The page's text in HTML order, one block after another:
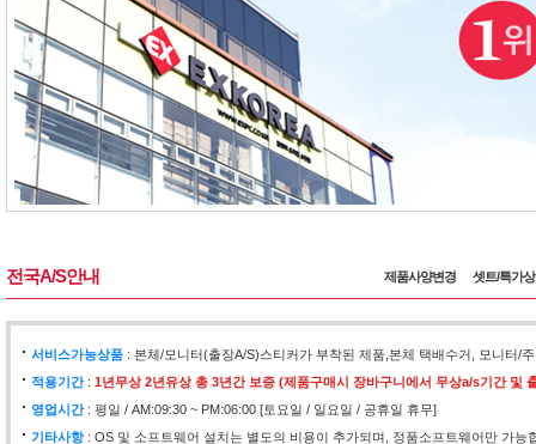
전국A/S안내 제품사양변경 셋트/특가
서비스가능상품 : 본체/모니터(출장A/S)스티커가 부착된 제품,본체 택배수거, 모니터/
적용기간: 1년무상 2년유상 총 3년간 보증 (제품구매시 장바구니에서 무상a/s기간 및
영업시간: 평일 / AM:09:30 ~ PM:06:00 [토요일 / 일요일 / 공휴일 휴무]
기타사항: OS 및 소프트웨어 설치는 별도의 비용이 추가되며, 정품소프트웨어만 가능